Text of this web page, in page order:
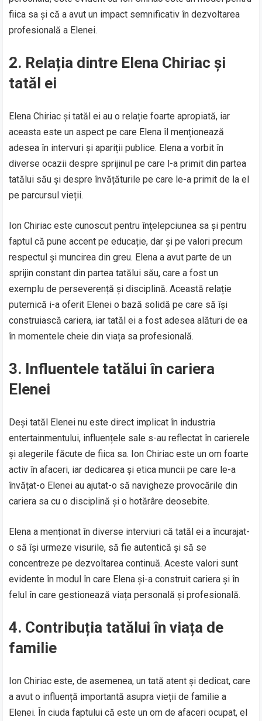
fiica sa și că a avut un impact semnificativ în dezvoltarea
profesională a Elenei.
2. Relația dintre Elena Chiriac și
tatăl ei
Elena Chiriac și tatăl ei au o relație foarte apropiată, iar
aceasta este un aspect pe care Elena îl menționează
adesea în intervuri și apariții publice. Elena a vorbit în
diverse ocazii despre sprijinul pe care l-a primit din partea
tatălui său și despre învățăturile pe care le-a primit de la el
pe parcursul vieții.
Ion Chiriac este cunoscut pentru înțelepciunea sa și pentru
faptul că pune accent pe educație, dar și pe valori precum
respectul și muncirea din greu. Elena a avut parte de un
sprijin constant din partea tatălui său, care a fost un
exemplu de perseverență și disciplină. Această relație
puternică i-a oferit Elenei o bază solidă pe care să își
construiască cariera, iar tatăl ei a fost adesea alături de ea
în momentele cheie din viața sa profesională.
3. Influentele tatălui în cariera
Elenei
Deși tatăl Elenei nu este direct implicat în industria
entertainmentului, influențele sale s-au reflectat în carierele
și alegerile făcute de fiica sa. Ion Chiriac este un om foarte
activ în afaceri, iar dedicarea și etica muncii pe care le-a
învățat-o Elenei au ajutat-o să navigheze provocările din
cariera sa cu o disciplină și o hotărâre deosebite.
Elena a menționat în diverse interviuri că tatăl ei a încurajat-
o să își urmeze visurile, să fie autentică și să se
concentreze pe dezvoltarea continuă. Aceste valori sunt
evidente în modul în care Elena și-a construit cariera și în
felul în care gestionează viața personală și profesională.
4. Contribuția tatălui în viața de
familie
Ion Chiriac este, de asemenea, un tată atent și dedicat, care
a avut o influență importantă asupra vieții de familie a
Elenei. În ciuda faptului că este un om de afaceri ocupat, el